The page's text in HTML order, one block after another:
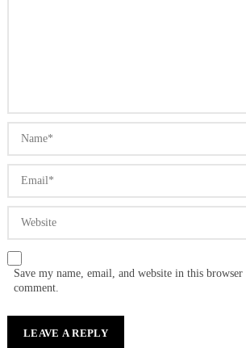
Save my name, email, and website in this
comment.